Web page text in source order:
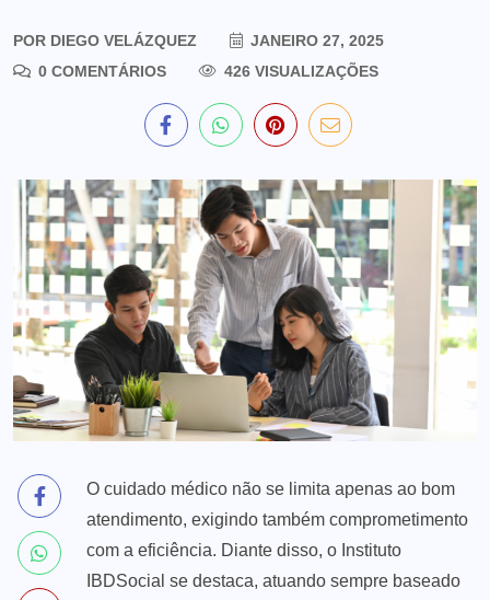
POR DIEGO VELÁZQUEZ
JANEIRO 27, 2025
0 COMENTÁRIOS
426 VISUALIZAÇÕES
O cuidado médico não se limita apenas ao bom
atendimento, exigindo também comprometimento
com a eficiência. Diante disso, o Instituto
IBDSocial se destaca, atuando sempre baseado